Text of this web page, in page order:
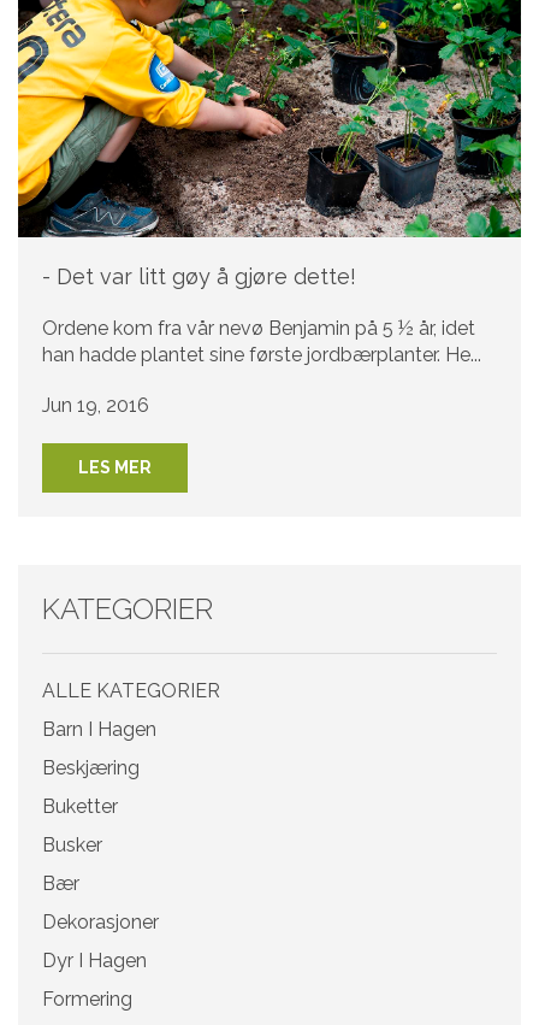
- Det var litt gøy å gjøre dette!
Ordene kom fra vår nevø Benjamin på 5 ½ år, idet
han hadde plantet sine første jordbærplanter. He...
Jun 19, 2016
LES MER
KATEGORIER
ALLE KATEGORIER
Barn I Hagen
Beskjæring
Buketter
Busker
Bær
Dekorasjoner
Dyr I Hagen
Formering